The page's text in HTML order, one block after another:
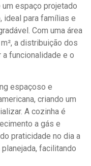
espaço projetado
ideal para famílias e
Com uma área
a distribuição dos
funcionalidade e o
espaçoso e
criando um
A cozinha é
a gás e
praticidade no dia a
facilitando